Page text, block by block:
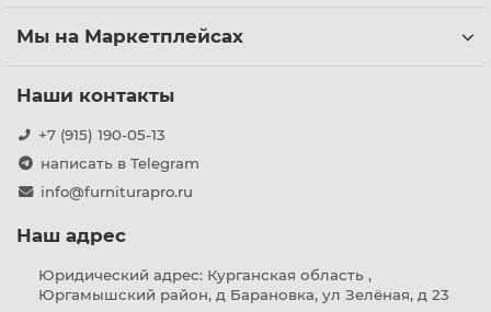
Мы на Маркетплейсах
Наши контакты
+7 (915) 190-05-13
написать в Telegram
info@furniturapro.ru
Наш адрес
Юридический адрес: Курганская область ,
Юргамышский район, д Барановка, ул Зелёная, д 23